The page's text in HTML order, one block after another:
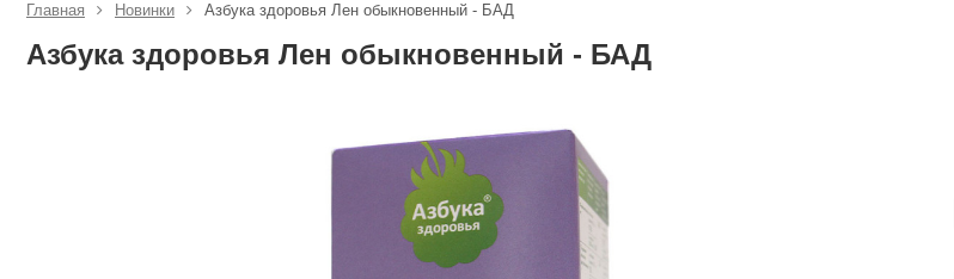
Главная Новинки Азбука здоровья Лен обыкновенный - БАД
Азбука здоровья Лен обыкновенный - БАД